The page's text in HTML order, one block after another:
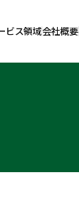
ビス領域会社概要